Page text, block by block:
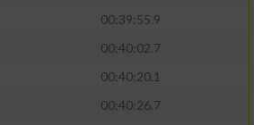
00:39:55.9
00:40:02.7
00:40:20.1
00:40:26.7